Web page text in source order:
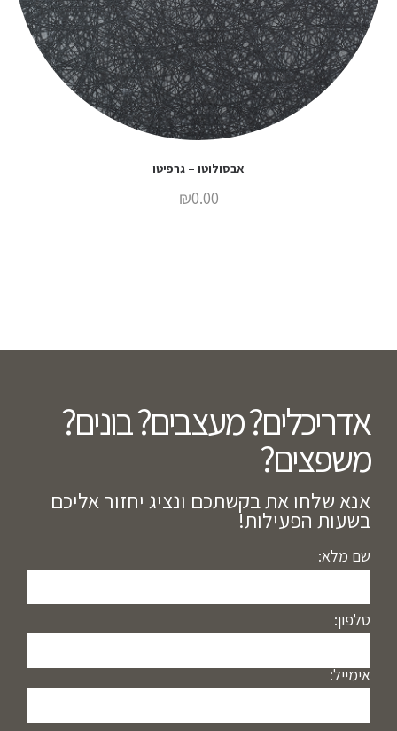
אבסולוטו – גרפיטו
₪0.00
אדריכלים? מעצבים? בונים?
משפצים?​
אנא שלחו את בקשתכם ונציג יחזור אליכם
בשעות הפעילות!
שם מלא:
טלפון:
אימייל: